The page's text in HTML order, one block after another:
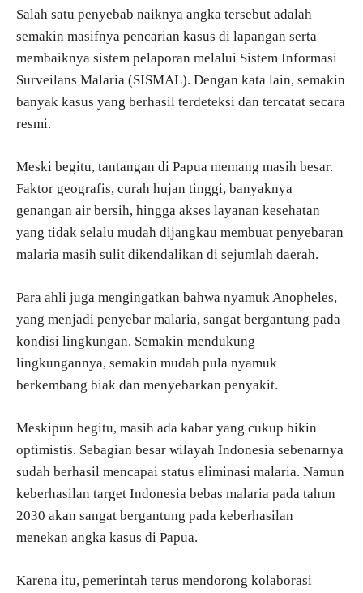
Salah satu penyebab naiknya angka tersebut adalah
semakin masifnya pencarian kasus di lapangan serta
membaiknya sistem pelaporan melalui Sistem Informasi
Surveilans Malaria (SISMAL). Dengan kata lain, semakin
banyak kasus yang berhasil terdeteksi dan tercatat secara
resmi.
Meski begitu, tantangan di Papua memang masih besar.
Faktor geografis, curah hujan tinggi, banyaknya
genangan air bersih, hingga akses layanan kesehatan
yang tidak selalu mudah dijangkau membuat penyebaran
malaria masih sulit dikendalikan di sejumlah daerah.
Para ahli juga mengingatkan bahwa nyamuk Anopheles,
yang menjadi penyebar malaria, sangat bergantung pada
kondisi lingkungan. Semakin mendukung
lingkungannya, semakin mudah pula nyamuk
berkembang biak dan menyebarkan penyakit.
Meskipun begitu, masih ada kabar yang cukup bikin
optimistis. Sebagian besar wilayah Indonesia sebenarnya
sudah berhasil mencapai status eliminasi malaria. Namun
keberhasilan target Indonesia bebas malaria pada tahun
2030 akan sangat bergantung pada keberhasilan
menekan angka kasus di Papua.
Karena itu, pemerintah terus mendorong kolaborasi